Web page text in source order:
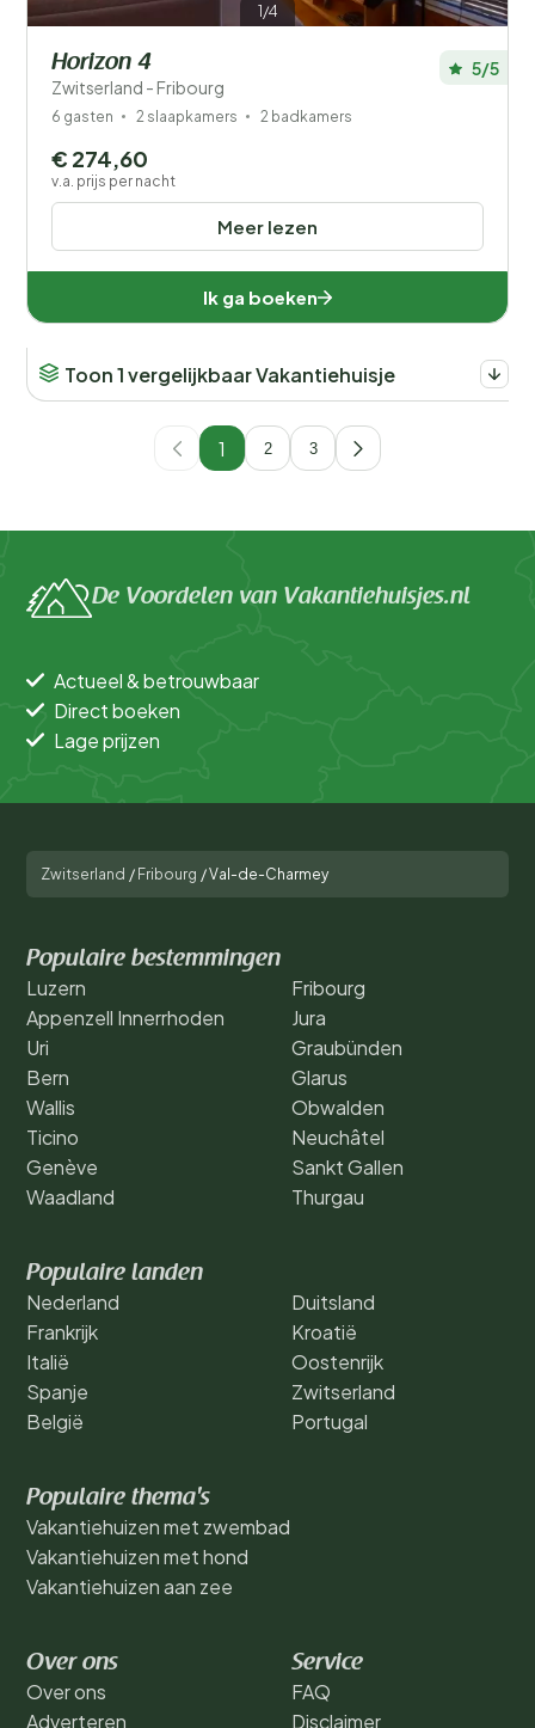
1/4
Horizon 4
Zwitserland - Fribourg
5/5
6 gasten 2 slaapkamers 2 badkamers
Meer lezen
€ 274,60
v.a. prijs per nacht
Ik ga boeken
Toon 1 vergelijkbaar Vakantiehuisje
1 2 3
De Voordelen van Vakantiehuisjes.nl
Actueel & betrouwbaar
Direct boeken
Lage prijzen
Zwitserland / Fribourg /Val-de-Charmey
Populaire bestemmingen
Luzern
Appenzell Innerrhoden
Uri
Bern
Wallis
Ticino
Genève
Waadland
Fribourg
Jura
Graubünden
Glarus
Obwalden
Neuchâtel
Sankt Gallen
Thurgau
Populaire landen
Nederland
Frankrijk
Italië
Spanje
België
Duitsland
Kroatië
Oostenrijk
Zwitserland
Portugal
Populaire thema's
Vakantiehuizen met zwembad
Vakantiehuizen met hond
Vakantiehuizen aan zee
Over ons
Over ons
Adverteren
Service
FAQ
Disclaimer